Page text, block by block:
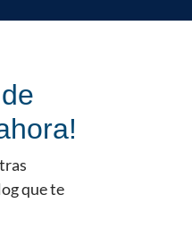
que te